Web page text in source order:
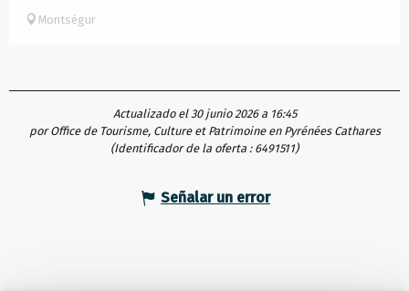
Montségur
Actualizado el 30 junio 2026 a 16:45
por Office de Tourisme, Culture et Patrimoine en Pyrénées Cathares
(Identificador de la oferta : 6491511)
Señalar un error